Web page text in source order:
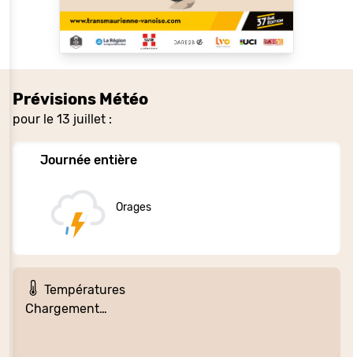
Prévisions Météo
pour le 13 juillet :
Journée entière
Orages
Températures
Chargement…